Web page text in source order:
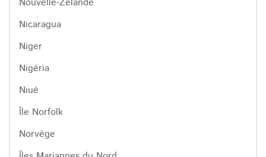
Nicaragua
Niger
Nigéria
Niué
Île Norfolk
Norvège